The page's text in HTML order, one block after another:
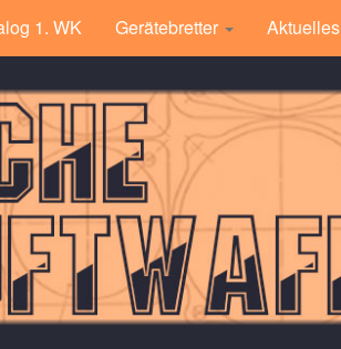
1. WK Gerätebretter Aktuelles